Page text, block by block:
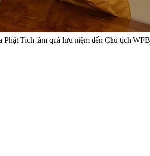
Phật Tích làm quà lưu niệm đến Chủ tịch WFB